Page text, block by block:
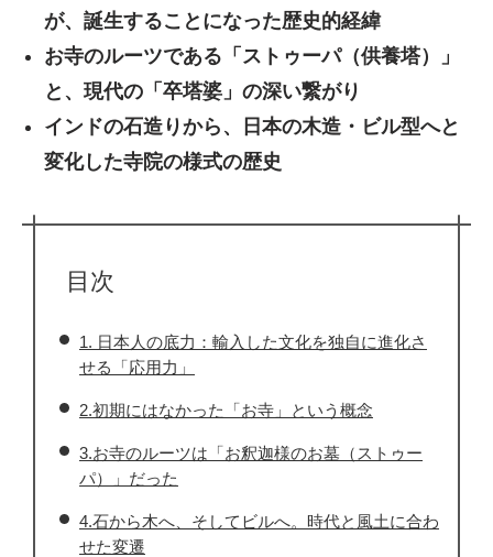
が、誕生することになった歴史的経緯
お寺のルーツである「ストゥーパ（供養塔）」
と、現代の「卒塔婆」の深い繋がり
インドの石造りから、日本の木造・ビル型へと
変化した寺院の様式の歴史
目次
1. 日本人の底力：輸入した文化を独自に進化さ
せる「応用力」
2.初期にはなかった「お寺」という概念
3.お寺のルーツは「お釈迦様のお墓（ストゥー
パ）」だった
4.石から木へ、そしてビルへ。時代と風土に合わ
せた変遷